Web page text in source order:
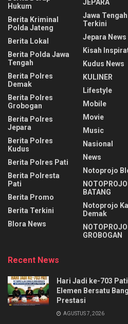
Hukum
Berita Kriminal
Polda Jateng
Berita Lokal
Berita Polda Jawa
Tengah
Berita Polres
Demak
Berita Polres
Grobogan
Berita Polres
Jepara
Berita Polres
Kudus
Berita Polres Pati
Berita Polresta
Pati
Berita Promo
Berita Terkini
Blora News
JEPARA
Jawa Tengah
Terkini
Jepara News
Kisah
Kudus News
KULINER
Lifestyle
Mobile
Movie
Music
Nasional
News
Notoprojo
BATANG
Notoprojo
Demak
GROBOGAN
Recent News
Hari Jadi ke-703
Elemen Bersatu
Prestasi
AGUSTUS 7, 2026